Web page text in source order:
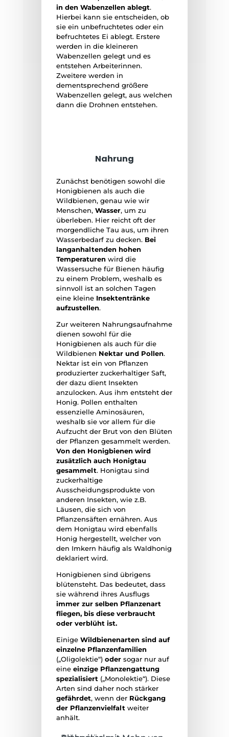
in den Wabenzellen ablegt.
Hierbei kann sie entscheiden, ob
sie ein unbefruchtetes oder ein
befruchtetes Ei ablegt. Erstere
werden in die kleineren
Wabenzellen gelegt und es
entstehen Arbeiterinnen.
Zweitere werden in
dementsprechend größere
Wabenzellen gelegt, aus welchen
dann die Drohnen entstehen.
Nahrung
Zunächst benötigen sowohl die
Honigbienen als auch die
Wildbienen, genau wie wir
Menschen,Wasser, um zu
überleben. Hier reicht oft der
morgendliche Tau aus, um ihren
Wasserbedarf zu decken. Bei
langanhaltenden hohen
Temperaturen wird die
Wassersuche für Bienen häufig
zu einem Problem, weshalb es
sinnvoll ist an solchen Tagen
eine kleine Insektentränke
aufzustellen.
Zur weiteren Nahrungsaufnahme
dienen sowohl für die
Honigbienen als auch für die
Wildbienen Nektar und Pollen.
Nektar ist ein von Pflanzen
produzierter zuckerhaltiger Saft,
der dazu dient Insekten
anzulocken. Aus ihm entsteht der
Honig. Pollen enthalten
essenzielle Aminosäuren,
weshalb sie vor allem für die
Aufzucht der Brut von den Blüten
der Pflanzen gesammelt werden.
Von den Honigbienen wird
zusätzlich auch Honigtau
gesammelt. Honigtau sind
zuckerhaltige
Ausscheidungsprodukte von
anderen Insekten, wie z.B.
Läusen, die sich von
Pflanzensäften ernähren. Aus
dem Honigtau wird ebenfalls
Honig hergestellt, welcher von
den Imkern häufig als Waldhonig
deklariert wird.
Honigbienen sind übrigens
blütensteht. Das bedeutet, dass
sie während ihres Ausflugs
immer zur selben Pflanzenart
fliegen, bis diese verbraucht
oder verblüht ist.
EinigeWildbienenarten sind auf
einzelne Pflanzenfamilien
(„Oligolektie“)oder sogar nur auf
eineeinzige Pflanzengattung
spezialisiert („Monolektie“). Diese
Arten sind daher noch stärker
gefährdet, wenn der Rückgang
der Pflanzenvielfalt weiter
anhält.